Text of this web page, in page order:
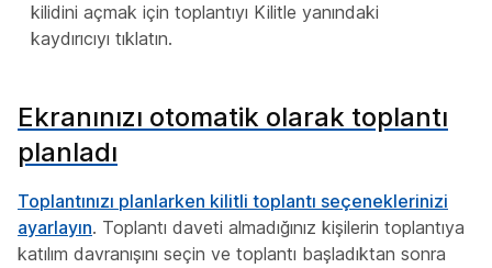
kilidini açmak için toplantıyı Kilitle yanındaki
kaydırıcıyı tıklatın.
Ekranınızı otomatik olarak toplantı
planladı
Toplantınızı planlarken kilitli toplantı seçeneklerinizi
ayarlayın. Toplantı daveti almadığınız kişilerin toplantıya
katılım davranışını seçin ve toplantı başladıktan sonra